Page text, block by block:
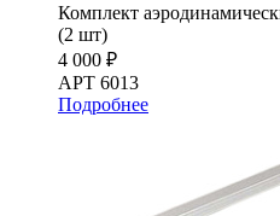
Комплект
(2 шт)
4 000 ₽
АРТ 6013
Подробнее